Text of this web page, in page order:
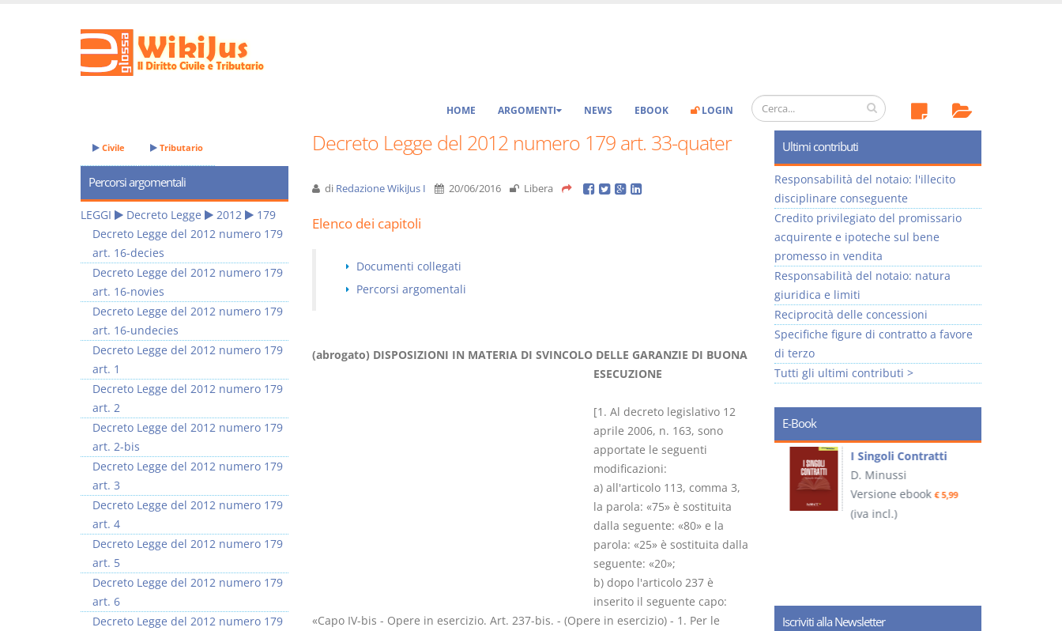
HOME ARGOMENTI NEWS EBOOK LOGIN
Decreto Legge del 2012 numero 179 art. 33-quater
di Redazione WikiJus I 20/06/2016 Libera
Elenco dei capitoli
Documenti collegati
Percorsi argomentali
(abrogato) DISPOSIZIONI IN MATERIA DI SVINCOLO DELLE GARANZIE DI BUONA
ESECUZIONE
[1. Al decreto legislativo 12
aprile 2006, n. 163, sono
apportate le seguenti
modificazioni:
a) all'articolo 113, comma 3,
la parola: «75» è sostituita
dalla seguente: «80» e la
parola: «25» è sostituita dalla
seguente: «20»;
b) dopo l'articolo 237 è
inserito il seguente capo:
«Capo IV-bis - Opere in esercizio. Art. 237-bis. - (Opere in esercizio) - 1. Per le
Civile Tributario
Percorsi argomentali
LEGGI Decreto Legge 2012
179
Decreto Legge del 2012 numero 179
art. 16-decies
Decreto Legge del 2012 numero 179
art. 16-novies
Decreto Legge del 2012 numero 179
art. 16-undecies
Decreto Legge del 2012 numero 179
art. 1
Decreto Legge del 2012 numero 179
art. 2
Decreto Legge del 2012 numero 179
art. 2-bis
Decreto Legge del 2012 numero 179
art. 3
Decreto Legge del 2012 numero 179
art. 4
Decreto Legge del 2012 numero 179
art. 5
Decreto Legge del 2012 numero 179
art. 6
Decreto Legge del 2012 numero 179
Ultimi contributi
Responsabilità del notaio: l'illecito
disciplinare conseguente
Credito privilegiato del promissario
acquirente e ipoteche sul bene
promesso in vendita
Responsabilità del notaio: natura
giuridica e limiti
Reciprocità delle concessioni
Specifiche figure di contratto a favore
di terzo
Tutti gli ultimi contributi >
E-Book
I Vincoli Preliminari
Versione ebook
Usufrutto Uso e
Abitazione
D. Minussi
Versione ebook
(iva incl.)
Rapporto e
relazione giuridica
D. Minussi
Versione ebook€ 5,99
(iva incl.)
I Singoli Contratti
D. Minussi
Versione ebook € 5,99
(iva incl.)
Iscriviti alla Newsletter